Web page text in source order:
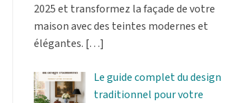
2025 et transformez la façade de votre
maison avec des teintes modernes et
élégantes. […]
Le guide complet du design
traditionnel pour votre